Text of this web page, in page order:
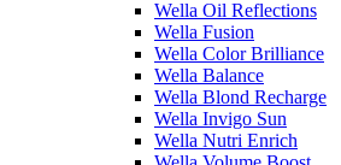
Wella Oil Reflections
Wella Fusion
Wella Color Brilliance
Wella Balance
Wella Blond Recharge
Wella Invigo Sun
Wella Nutri Enrich